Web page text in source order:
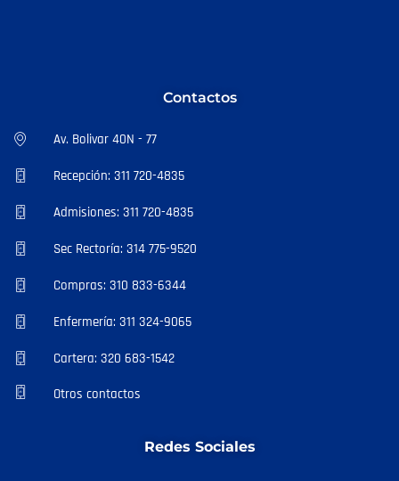
Contactos
Av. Bolivar 40N - 77
Recepción: 311 720-4835
Admisiones: 311 720-4835
Sec Rectoría: 314 775-9520
Compras: 310 833-6344
Enfermería: 311 324-9065
Cartera: 320 683-1542
Otros contactos
Redes Sociales